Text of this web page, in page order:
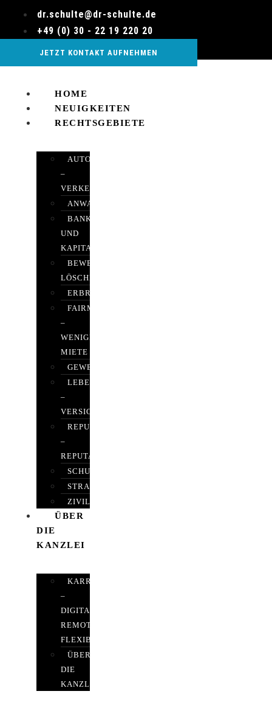
wechseln
dr.schulte@dr-schulte.de
+49 (0) 30 - 22 19 220 20
JETZT KONTAKT AUFNEHMEN
HOME
NEUIGKEITEN
RECHTSGEBIETE
AUTOBETRUG
–
VERKEHRSRECHT
ANWALTSHAFTUNGSRECHT
BANK-
UND
KAPITALMARKTRECHT
BEWERTUNGEN
LÖSCHEN
ERBRECHT
FAIRMIETEN
–
WENIGER
MIETE
GEWERBERECHT
LEBENSVERSICHERUNG
–
VERSICHERUNGSRECHT
REPUTATIONSRECHT
–
REPUTATIONSMANAGEMENT
SCHUFARECHT
STRAFRECHT
ZIVILRECHT
ÜBER
DIE
KANZLEI
KARRIERE
–
DIGITAL,
REMOTE,
FLEXIBEL
ÜBER
DIE
KANZLEI